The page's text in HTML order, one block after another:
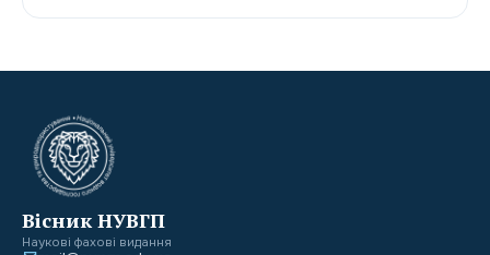
Вісник НУВГП
Наукові фахові видання